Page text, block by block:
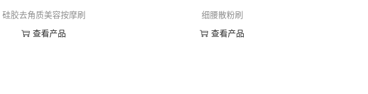
硅胶去角质美容按摩刷
查看产品
细腰散粉刷
查看产品